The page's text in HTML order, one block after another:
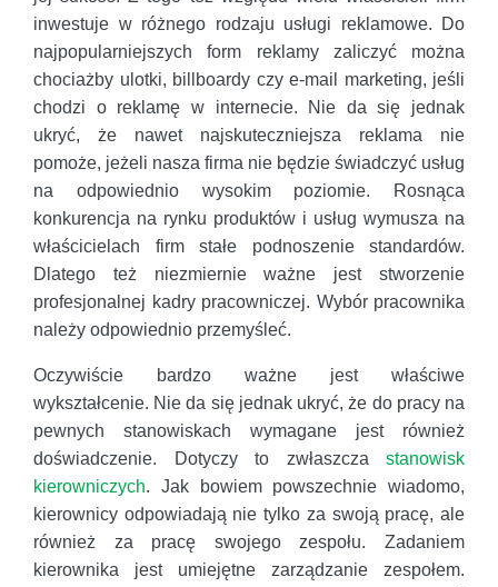
inwestuje w różnego rodzaju usługi reklamowe. Do
najpopularniejszych form reklamy zaliczyć można
chociażby ulotki, billboardy czy e-mail marketing, jeśli
chodzi o reklamę w internecie. Nie da się jednak
ukryć, że nawet najskuteczniejsza reklama nie
pomoże, jeżeli nasza firma nie będzie świadczyć usług
na odpowiednio wysokim poziomie. Rosnąca
konkurencja na rynku produktów i usług wymusza na
właścicielach firm stałe podnoszenie standardów.
Dlatego też niezmiernie ważne jest stworzenie
profesjonalnej kadry pracowniczej. Wybór pracownika
należy odpowiednio przemyśleć.
Oczywiście bardzo ważne jest właściwe
wykształcenie. Nie da się jednak ukryć, że do pracy na
pewnych stanowiskach wymagane jest również
doświadczenie. Dotyczy to zwłaszcza stanowisk
kierowniczych. Jak bowiem powszechnie wiadomo,
kierownicy odpowiadają nie tylko za swoją pracę, ale
również za pracę swojego zespołu. Zadaniem
kierownika jest umiejętne zarządzanie zespołem.